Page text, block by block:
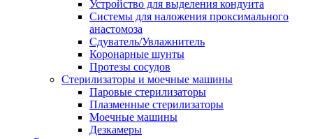
Устройство для выделения кондуита
Системы для наложения проксимального
анастомоза
Сдуватель/Увлажнитель
Коронарные шунты
Протезы сосудов
Стерилизаторы и моечные машины
Паровые стерилизаторы
Плазменные стерилизаторы
Моечные машины
Дезкамеры